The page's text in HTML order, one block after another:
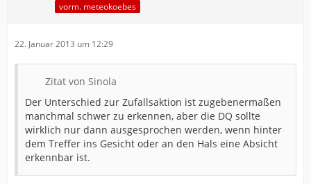
vorm. meteokoebes
22. Januar 2013 um 12:29
Zitat von Sinola
Der Unterschied zur Zufallsaktion ist zugebenermaßen
manchmal schwer zu erkennen, aber die DQ sollte
wirklich nur dann ausgesprochen werden, wenn hinter
dem Treffer ins Gesicht oder an den Hals eine Absicht
erkennbar ist.